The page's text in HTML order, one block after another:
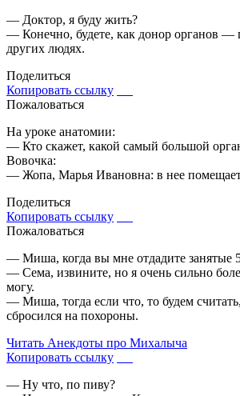
— Доктор, я буду жить?
— Конечно, будете, как донор органов —
других людях.
Поделиться
Копировать ссылку
Пожаловаться
На уроке анатомии:
— Кто скажет, какой самый большой
Вовочка:
— Жопа, Марья Ивановна: в нее
Поделиться
Копировать ссылку
Пожаловаться
— Миша, когда вы мне отдадите занятые
— Сема, извините, но я очень сильно
могу.
— Миша, тогда если что, то будем
сбросился на похороны.
Читать Анекдоты про Михалыча
Копировать ссылку
— Ну что, по пиву?